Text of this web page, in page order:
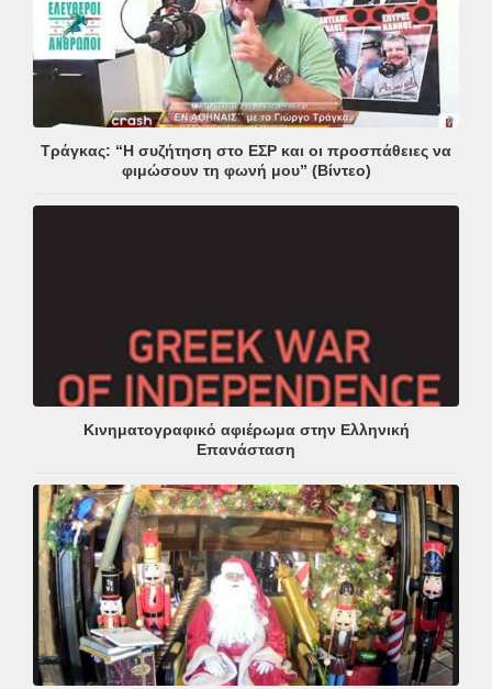
Τράγκας: “Η συζήτηση στο ΕΣΡ και οι προσπάθειες να
φιμώσουν τη φωνή μου” (Βίντεο)
Κινηματογραφικό αφιέρωμα στην Ελληνική
Επανάσταση